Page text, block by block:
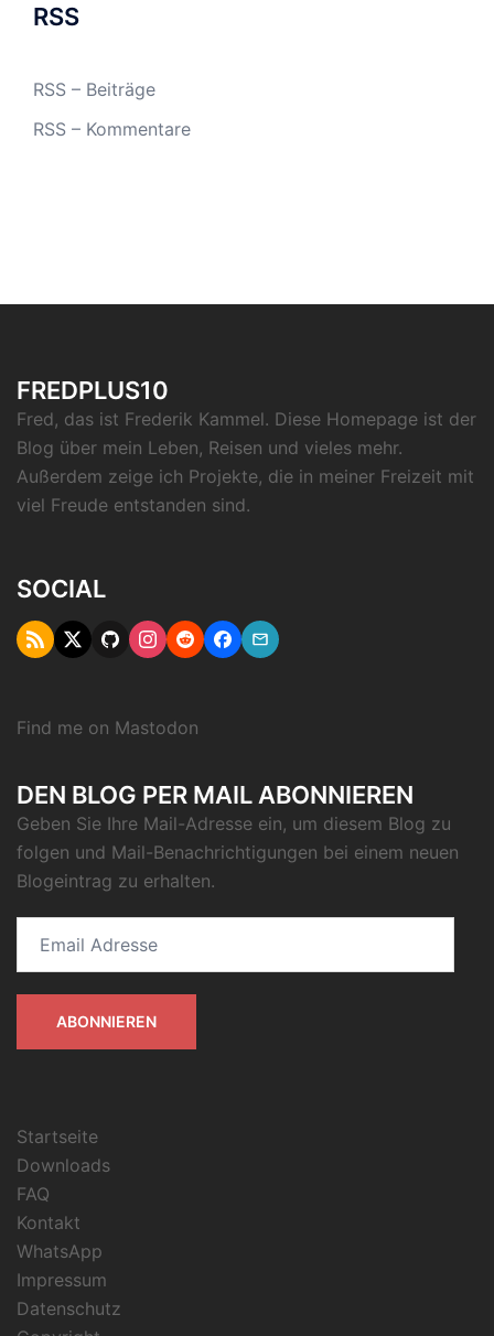
RSS
RSS – Beiträge
RSS – Kommentare
FREDPLUS10
Fred, das ist Frederik Kammel. Diese Homepage ist der
Blog über mein Leben, Reisen und vieles mehr.
Außerdem zeige ich Projekte, die in meiner Freizeit mit
viel Freude entstanden sind.
SOCIAL
RSS TwitterGithubInstagram
RedditFacebook
Email
Find me on Mastodon
DEN BLOG PER MAIL ABONNIEREN
Geben Sie Ihre Mail-Adresse ein, um diesem Blog zu
folgen und Mail-Benachrichtigungen bei einem neuen
Blogeintrag zu erhalten.
Adresse
ABONNIEREN
Startseite
Downloads
FAQ
Kontakt
WhatsApp
Impressum
Datenschutz